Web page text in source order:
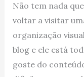
Não tem nada
voltar a visitar
organização
blog e ele está
goste do